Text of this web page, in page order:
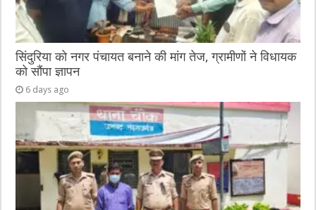
सिंदुरिया को नगर पंचायत बनाने की मांग तेज, ग्रामीणों ने विधायक
को सौंपा ज्ञापन
6 days ago